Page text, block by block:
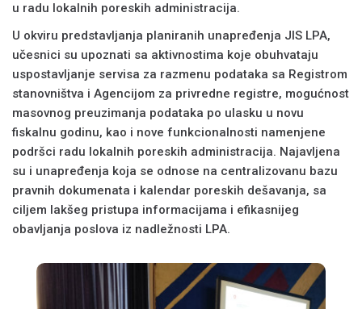
u radu lokalnih poreskih administracija.
U okviru predstavljanja planiranih unapređenja JIS LPA,
učesnici su upoznati sa aktivnostima koje obuhvataju
uspostavljanje servisa za razmenu podataka sa Registrom
stanovništva i Agencijom za privredne registre, mogućnost
masovnog preuzimanja podataka po ulasku u novu
fiskalnu godinu, kao i nove funkcionalnosti namenjene
podršci radu lokalnih poreskih administracija. Najavljena
su i unapređenja koja se odnose na centralizovanu bazu
pravnih dokumenata i kalendar poreskih dešavanja, sa
ciljem lakšeg pristupa informacijama i efikasnijeg
obavljanja poslova iz nadležnosti LPA.